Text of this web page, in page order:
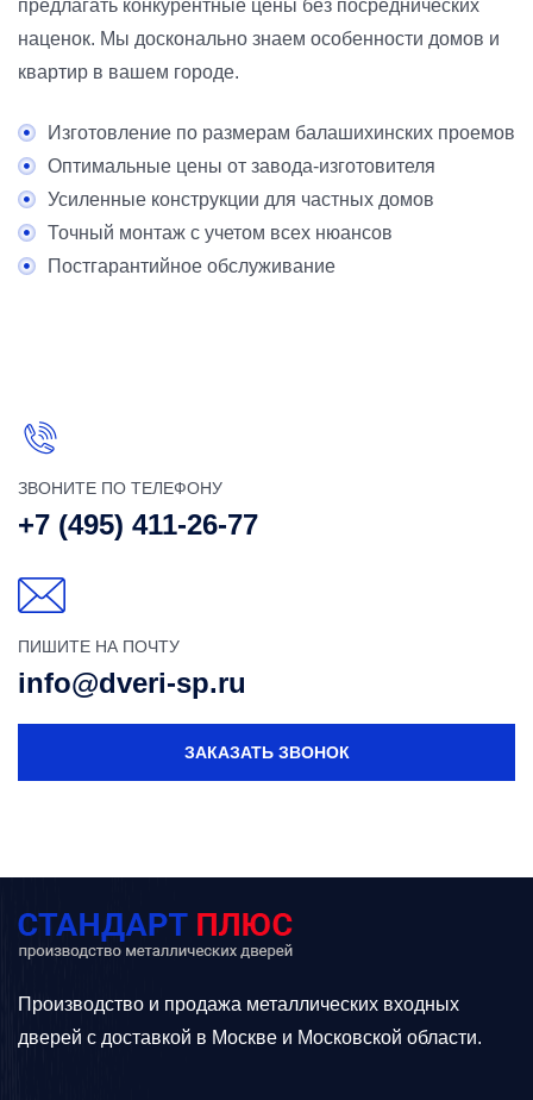
предлагать конкурентные цены без посреднических
наценок. Мы досконально знаем особенности домов и
квартир в вашем городе.
Изготовление по размерам балашихинских проемов
Оптимальные цены от завода-изготовителя
Усиленные конструкции для частных домов
Точный монтаж с учетом всех нюансов
Постгарантийное обслуживание
ЗВОНИТЕ ПО ТЕЛЕФОНУ
+7 (495) 411-26-77
ПИШИТЕ НА ПОЧТУ
info@dveri-sp.ru
ЗАКАЗАТЬ ЗВОНОК
Производство и продажа металлических входных
дверей с доставкой в Москве и Московской области.